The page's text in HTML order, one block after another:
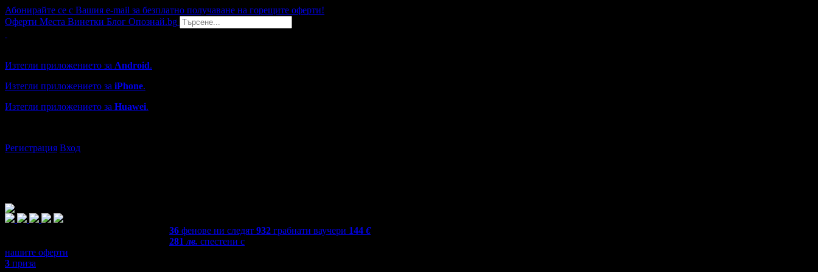
Абонирайте се с Вашия e-mail за безплатно получаване на горещите оферти!
Оферти Места Винетки Блог Опознай.bg
Изтегли приложението за Android.
Изтегли приложението за iPhone.
Изтегли приложението за Huawei.
Регистрация Вход
36 фенове ни следят 932 грабнати ваучери 144 €
281лв. спестени с
нашите оферти
3 приза